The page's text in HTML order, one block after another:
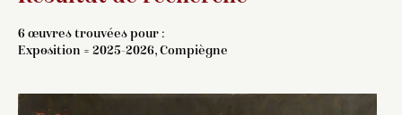
6 œuvres trouvées pour :
Exposition = 2025-2026, Compiègne